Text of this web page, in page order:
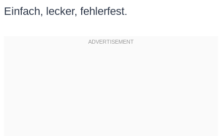
Einfach, lecker, fehlerfest.